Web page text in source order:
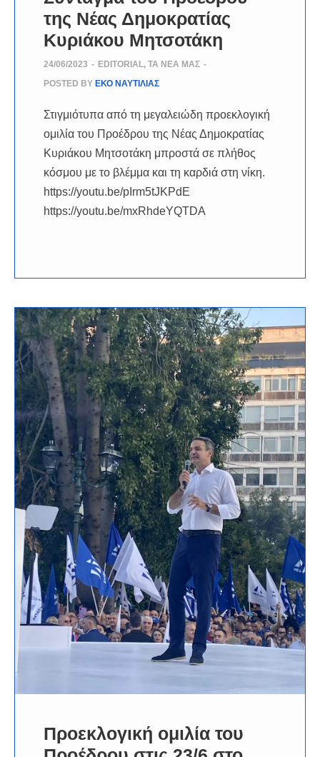
της Νέας Δημοκρατίας
Κυριάκου Μητσοτάκη
24/06/2023 - EDITORIAL, ΤΑ ΝΈΑ ΜΑΣ -
POSTED BY ΕΚΟ ΝΑΥΤΙΛΙΑΣ
Στιγμιότυπα από τη μεγαλειώδη προεκλογική
ομιλία του Προέδρου της Νέας Δημοκρατίας
Κυριάκου Μητσοτάκη μπροστά σε πλήθος
κόσμου με το βλέμμα και τη καρδιά στη νίκη.
https://youtu.be/pIrm5tJKPdE
https://youtu.be/mxRhdeYQTDA
Προεκλογική ομιλία του